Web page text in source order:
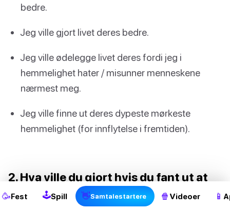
bedre.
Jeg ville gjort livet deres bedre.
Jeg ville ødelegge livet deres fordi jeg i
hemmelighet hater / misunner menneskene
nærmest meg.
Jeg ville finne ut deres dypeste mørkeste
hemmelighet (for innflytelse i fremtiden).
2. Hva ville du gjort hvis du fant ut at
din beste venn i det skjulte var
forelsket i deg?
🥳Fest 🕹Spill 👋Samtalestartere 🍿 Videoer 📱